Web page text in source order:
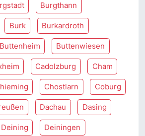
Burgthann
Burk Burkardroth
Buttenheim Buttenwiesen
Cadolzburg Cham
Chostlarn Coburg
Dachau Dasing
Deining Deiningen